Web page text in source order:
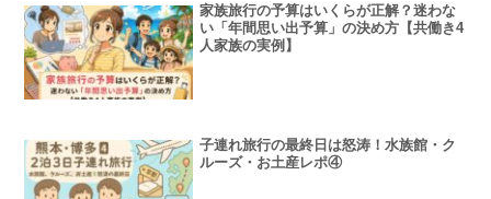
家族旅行の予算はいくらが正解？迷わな
い「年間思い出予算」の決め方【共働き4
人家族の実例】
子連れ旅行の最終日は怒涛！水族館・ク
ルーズ・お土産レポ④